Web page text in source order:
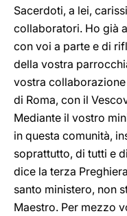
Sacerdoti, a lei,
collaboratori. Ho già
con voi a parte e di
della vostra
vostra
di Roma, con il
Mediante il vostro
in questa comunità,
soprattutto, di tutti e
dice la terza
santo ministero, non
Maestro. Per mezzo